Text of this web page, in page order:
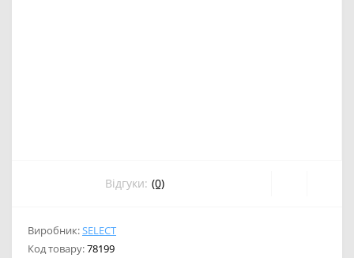
Відгуки: (0)
Виробник:SELECT
Код товару:78199